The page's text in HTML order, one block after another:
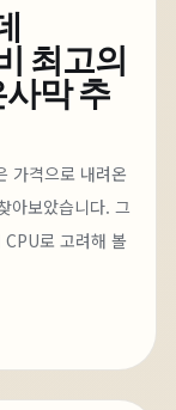
최고의
막 추
가격으로 내려온
아보았습니다. 그
로 고려해 볼